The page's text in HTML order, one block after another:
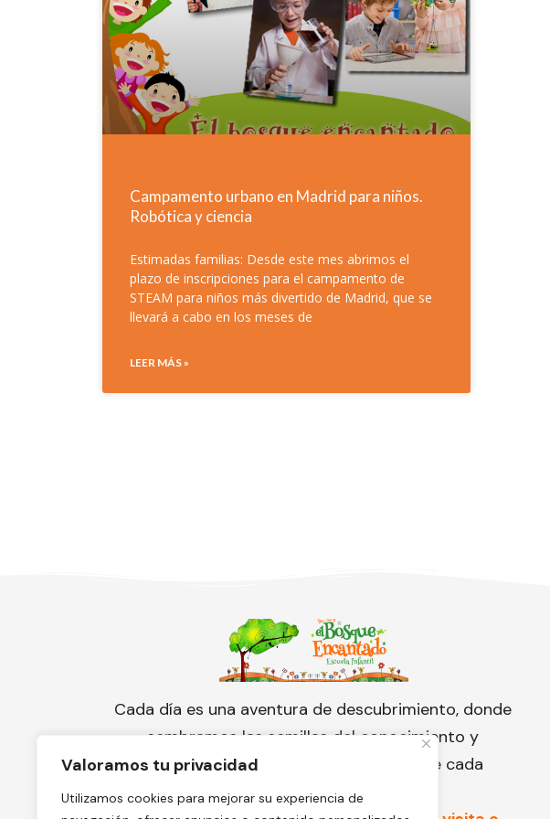
Valoramos tu privacidad
Utilizamos cookies para mejorar su experiencia de
Campamento urbano en Madrid para niños.
Robótica y ciencia
Estimadas familias: Desde este mes abrimos el
plazo de inscripciones para el campamento de
STEAM para niños más divertido de Madrid, que se
llevará a cabo en los meses de
LEER MÁS »
Cada día es una aventura de descubrimiento, donde
sembramos las semillas del conocimiento y
cuidamos con amor el florecimiento de cada
pequeño corazón.